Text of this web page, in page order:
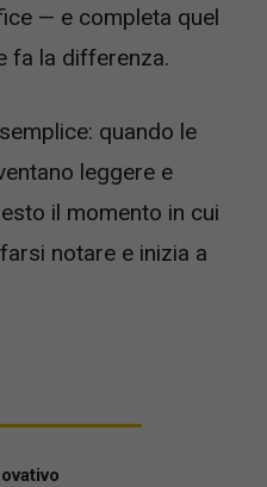
— e completa quel
fa la differenza.
quando le
leggere e
il momento in cui
notare e inizia a